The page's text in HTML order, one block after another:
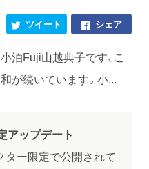
シェア
ツイート
泊Fuji山越典子です、こ
が続いています。小...
アップデート
ター限定で公開されて